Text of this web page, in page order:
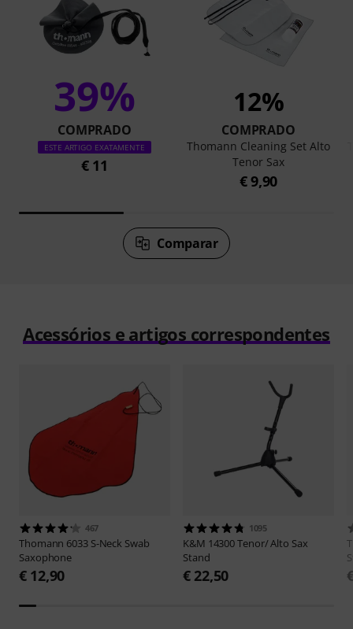
39%
COMPRADO
ESTE ARTIGO EXATAMENTE
€ 11
12%
COMPRADO
Thomann Cleaning Set Alto
Tenor Sax
€ 9,90
Comparar
Acessórios e artigos correspondentes
467
Thomann 6033 S-Neck Swab
Saxophone
€ 12,90
1095
K&M 14300 Tenor/ Alto Sax
Stand
€ 22,50